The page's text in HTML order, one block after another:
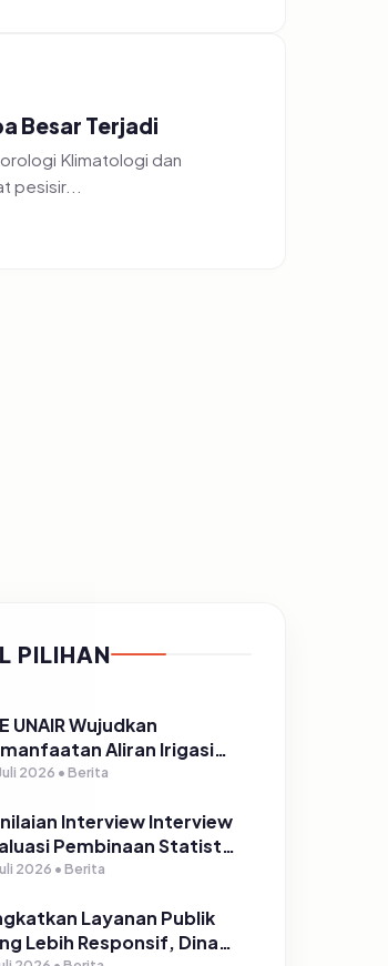
Besar Terjadi
Klimatologi dan
pesisir...
PILIHAN
UNAIR Wujudkan
Aliran Irigasi
PLTPH dalam
Ngerong
2026 • Berita
Interview Interview
Pembinaan Statistik
Kabupaten
2026 • Berita
Layanan Publik
Lebih Responsif, Dinas